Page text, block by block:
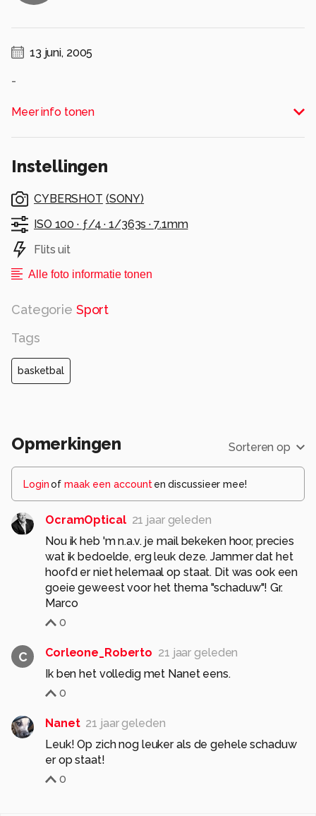
13 juni, 2005
-
Alle rechten voorbehouden
Meer info tonen
Instellingen
CYBERSHOT (SONY)
ISO 100 · ƒ/4 ·1/363s ·7.1mm
Flits uit
Alle foto informatie tonen
Categorie Sport
Tags
basketbal
Opmerkingen Sorteren op
Loginof maak een account en discussieer mee!
OcramOptical 21 jaar geleden
Nou ik heb 'm n.a.v. je mail bekeken hoor, precies
wat ik bedoelde, erg leuk deze. Jammer dat het
hoofd er niet helemaal op staat. Dit was ook een
goeie geweest voor het thema "schaduw"! Gr.
Marco
0
C Corleone_Roberto 21 jaar geleden
Ik ben het volledig met Nanet eens.
0
Nanet 21 jaar geleden
Leuk! Op zich nog leuker als de gehele schaduw
er op staat!
0